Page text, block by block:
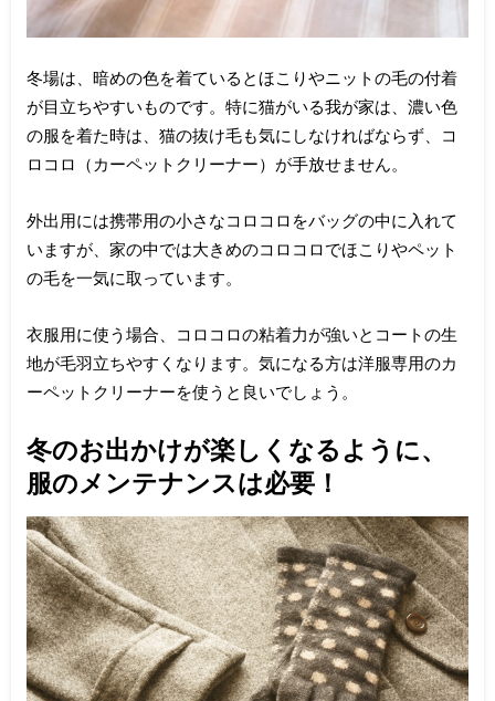
冬場は、暗めの色を着ているとほこりやニットの毛の付着
が目立ちやすいものです。特に猫がいる我が家は、濃い色
の服を着た時は、猫の抜け毛も気にしなければならず、コ
ロコロ（カーペットクリーナー）が手放せません。
外出用には携帯用の小さなコロコロをバッグの中に入れて
いますが、家の中では大きめのコロコロでほこりやペット
の毛を一気に取っています。
衣服用に使う場合、コロコロの粘着力が強いとコートの生
地が毛羽立ちやすくなります。気になる方は洋服専用のカ
ーペットクリーナーを使うと良いでしょう。
冬のお出かけが楽しくなるように、
服のメンテナンスは必要！